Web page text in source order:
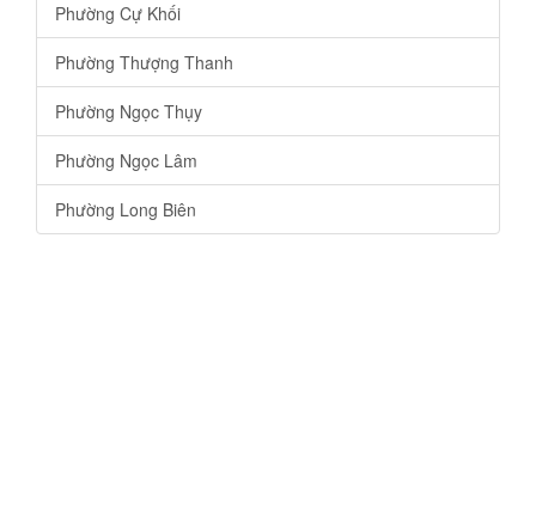
Phường Cự Khối
Phường Thượng Thanh
Phường Ngọc Thụy
Phường Ngọc Lâm
Phường Long Biên